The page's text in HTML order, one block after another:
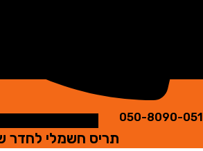
050-
תריס חשמלי לחדר שינה